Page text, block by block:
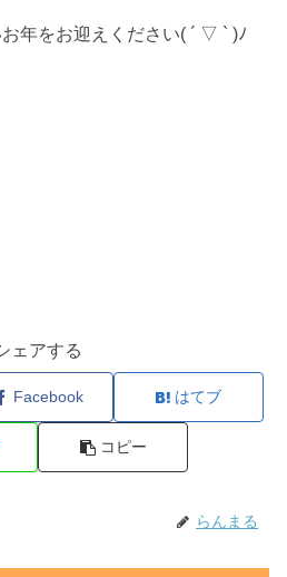
年をお迎えください( ´ ▽ ` )ﾉ
ェアする
Facebook はてブ
コピー
らんまる